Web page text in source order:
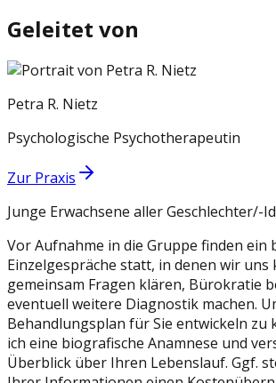
Geleitet von
Petra R. Nietz
Psychologische Psychotherapeutin
Zur Praxis
Junge Erwachsene aller Geschlechter/-
Vor Aufnahme in die Gruppe finden ein
Einzelgespräche statt, in denen wir uns
gemeinsam Fragen klären, Bürokratie
eventuell weitere Diagnostik machen.
Behandlungsplan für Sie entwickeln zu
ich eine biografische Anamnese und
Überblick über Ihren Lebenslauf. Ggf.